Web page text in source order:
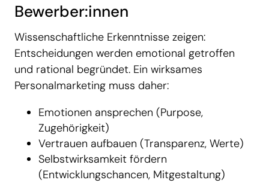
Bewerber:innen
Wissenschaftliche Erkenntnisse zeigen:
Entscheidungen werden emotional getroffen
und rational begründet. Ein wirksames
Personalmarketing muss daher:
Emotionen ansprechen (Purpose,
Zugehörigkeit)
Vertrauen aufbauen (Transparenz, Werte)
Selbstwirksamkeit fördern
(Entwicklungschancen, Mitgestaltung)